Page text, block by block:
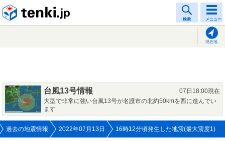
検索 メニュー
現在地
台風13号情報
07日18:00現在
大型で非常に強い台風13号が名護市の北約50kmを西に進んでい
ます
過去の地震情報 2022年07月13日 16時12分頃発生した地震(最大震度1)